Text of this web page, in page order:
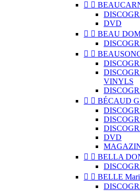
 
DVD
  BEAU
 
VINYLS
  BÉCAUD
DVD
  BELLA
  BELLE